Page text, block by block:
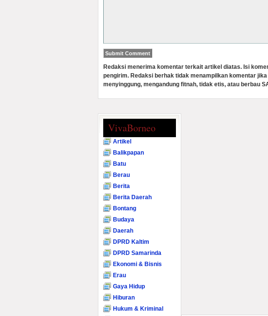
Redaksi menerima komentar terkait artikel diatas. Isi
pengirim. Redaksi berhak tidak menampilkan komentar
menyinggung, mengandung fitnah, tidak etis, atau berbau
VivaBorneo
Artikel
Balikpapan
Batu
Berau
Berita
Berita Daerah
Bontang
Budaya
Daerah
DPRD Kaltim
DPRD Samarinda
Ekonomi & Bisnis
Erau
Gaya Hidup
Hiburan
Hukum & Kriminal